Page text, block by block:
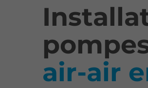
air-air